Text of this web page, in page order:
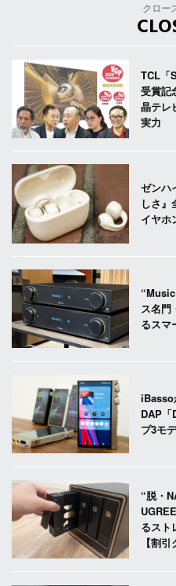
クロー
TCL「
受賞記
晶テレ
実力
ゼンハ
しさ』
イヤホ
ス名門
るスマ
iBasso
DAP「
プ3モ
“脱・
るスト
【割